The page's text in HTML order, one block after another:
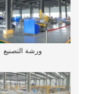
ورشة التصنيع